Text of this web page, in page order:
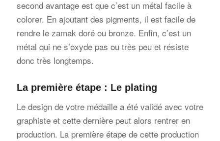
second avantage est que c’est un métal facile à
colorer. En ajoutant des pigments, il est facile de
rendre le zamak doré ou bronze. Enfin, c’est un
métal qui ne s’oxyde pas ou très peu et résiste
donc très longtemps.
La première étape : Le plating
Le design de votre médaille a été validé avec votre
graphiste et cette dernière peut alors rentrer en
production. La première étape de cette production